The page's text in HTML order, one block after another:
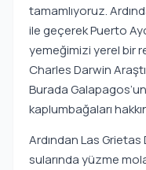
tamamlıyoruz.
ile geçerek Puerto
yemeğimizi yerel bir
Charles Darwin
Burada
kaplumbağaları
Ardından Las
sularında yüzme